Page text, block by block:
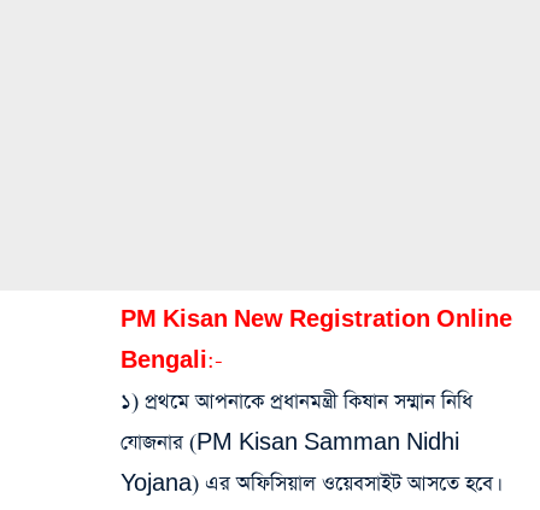
PM Kisan New Registration Online
Bengali:-
১) প্রথমে আপনাকে প্রধানমন্ত্রী কিষান সম্মান নিধি
যোজনার (PM Kisan Samman Nidhi
Yojana) এর অফিসিয়াল ওয়েবসাইট আসতে হবে।